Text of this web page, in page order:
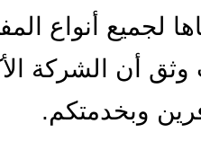
لجميع أنواع
أن الشركة
وبخدمتكم.